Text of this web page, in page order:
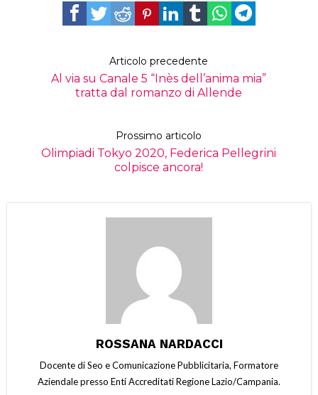
Articolo precedente
Al via su Canale 5 “Inès dell’anima mia”
tratta dal romanzo di Allende
Prossimo articolo
Olimpiadi Tokyo 2020, Federica Pellegrini
colpisce ancora!
ROSSANA NARDACCI
Docente di Seo e Comunicazione Pubblicitaria, Formatore
Aziendale presso Enti Accreditati Regione Lazio/Campania.